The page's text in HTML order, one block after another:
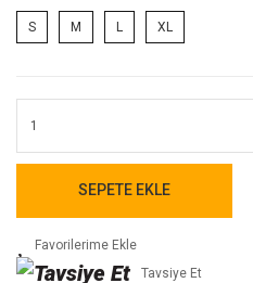
S M L XL
SEPETE EKLE
Tavsiye Et